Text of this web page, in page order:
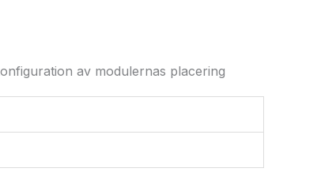
av modulernas placering